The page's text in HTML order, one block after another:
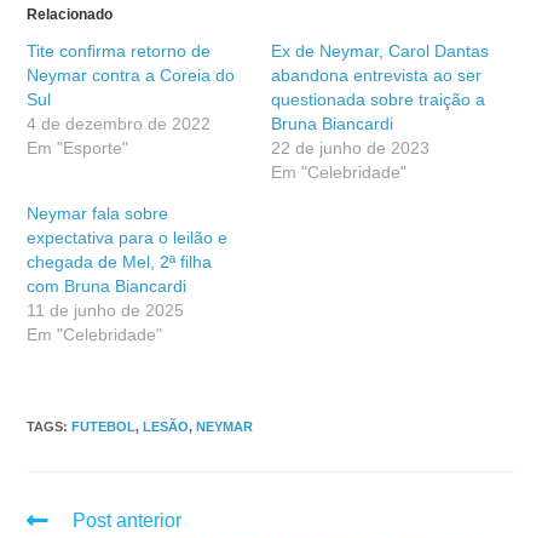
Relacionado
Tite confirma retorno de
Neymar contra a Coreia do
Sul
4 de dezembro de 2022
Em "Esporte"
Ex de Neymar, Carol Dantas
abandona entrevista ao ser
questionada sobre traição a
Bruna Biancardi
22 de junho de 2023
Em "Celebridade"
Neymar fala sobre
expectativa para o leilão e
chegada de Mel, 2ª filha
com Bruna Biancardi
11 de junho de 2025
Em "Celebridade"
TAGS:FUTEBOL, LESÃO, NEYMAR
Post anterior